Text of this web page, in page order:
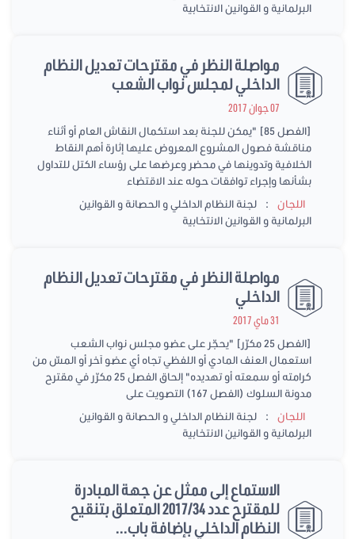
البرلمانية و القوانين الانتخابية
مواصلة النظر في مقترحات تعديل النظام
الداخلي لمجلس نواب الشعب
07 جوان 2017
[الفصل 85] "يمكن للجنة بعد استكمال النقاش العام أو أثناء
مناقشة فصول المشروع المعروض عليها إثارة أهم النقاط
الخلافية وتدوينها في محضر وعرضها على رؤساء الكتل للتداول
بشأنها وإجراء توافقات حوله عند الاقتضاء
اللجان
:
لجنة النظام الداخلي و الحصانة و القوانين
البرلمانية و القوانين الانتخابية
مواصلة النظر في مقترحات تعديل النظام
الداخلي
31 ماي 2017
[الفصل 25 مكرّر] "يحجّر على عضو مجلس نواب الشعب
استعمال العنف المادي أو اللفظي تجاه أي عضو آخر أو المسّ من
كرامته أو سمعته أو تهديده" إلحاق الفصل 25 مكرّر في مقترح
مدونة السلوك (الفصل 167) التصويت على
اللجان
:
لجنة النظام الداخلي و الحصانة و القوانين
البرلمانية و القوانين الانتخابية
الاستماع إلى ممثل عن جهة المبادرة
للمقترح عدد 2017/34 المتعلق بتنقيح
النظام الداخلي بإضافة باب...